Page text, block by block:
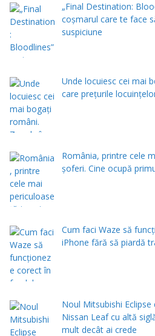
„Final Destination:
coșmarul care te face
suspiciune
Unde locuiesc cei mai
care prețurile
România, printre cele
șoferi. Cine ocupă
Cum faci Waze să
iPhone fără să piardă
Noul Mitsubishi
Nissan Leaf cu altă
mult decât ai crede